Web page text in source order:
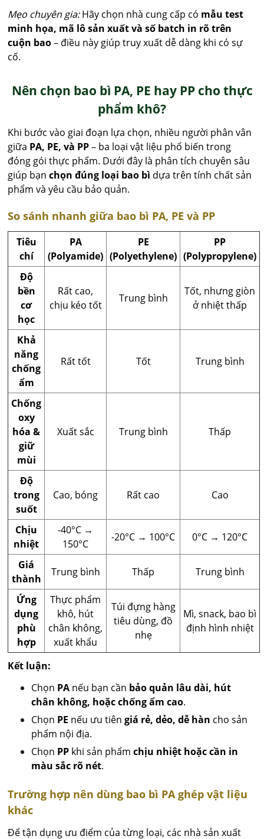
Mẹo chuyên gia:Hãy chọn nhà cung cấp có mẫu test
minh họa, mã lô sản xuất và số batch in rõ trên
cuộn bao– điều này giúp truy xuất dễ dàng khi có sự
cố.
Nên chọn bao bì PA, PE hay PP cho thực
phẩm khô?
Khi bước vào giai đoạn lựa chọn, nhiều người phân vân
giữa PA, PE, và PP– ba loại vật liệu phổ biến trong
đóng gói thực phẩm. Dưới đây là phân tích chuyên sâu
giúp bạnchọn đúng loại bao bì dựa trên tính chất sản
phẩm và yêu cầu bảo quản.
So sánh nhanh giữa bao bì PA, PE và PP
Tiêu
chí
PA
(Polyamide)
PE
(Polyethylene)
PP
(Polypropylene)
Độ
bền
cơ
học
Rất cao,
chịu kéo tốt
Trung bình
Tốt, nhưng giòn
ở nhiệt thấp
Khả
năng
chống
ẩm
Rất tốt Tốt Trung bình
Chống
oxy
hóa &
giữ
mùi
Xuất sắc Trung bình Thấp
Độ
trong
suốt
Cao, bóng Rất cao Cao
Chịu
nhiệt
-40°C →
150°C
-20°C → 100°C 0°C → 120°C
Giá
thành
Trung bình Thấp Trung bình
Ứng
dụng
phù
hợp
Thực phẩm
khô, hút
chân không,
xuất khẩu
Túi đựng hàng
tiêu dùng, đồ
nhẹ
Mì, snack, bao bì
định hình nhiệt
Kết luận:
Chọn PA nếu bạn cần bảo quản lâu dài, hút
chân không, hoặc chống ẩm cao.
Chọn PE nếu ưu tiêngiá rẻ, dẻo, dễ hàn cho sản
phẩm nội địa.
Chọn PP khi sản phẩmchịu nhiệt hoặc cần in
màu sắc rõ nét.
Trường hợp nên dùng bao bì PA ghép vật liệu
khác
Để tận dụng ưu điểm của từng loại, các nhà sản xuất